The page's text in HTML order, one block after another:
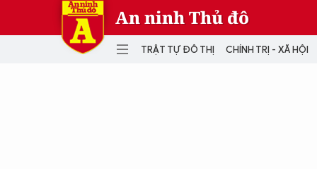
An ninh Thủ đô
TRẬT TỰ ĐÔ THỊ CHÍNH TRỊ - XÃ HỘI